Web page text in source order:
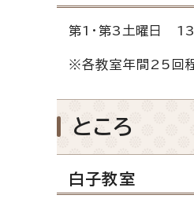
第1・第3土曜日
※各教室年間25回程
ところ
白子教室